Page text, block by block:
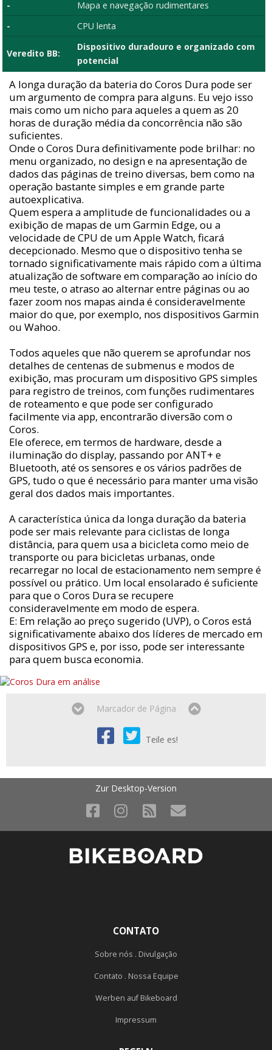
-
Mapa e navegação rudimentares
-
CPU lenta
Veredito BB:
Dispositivo duradouro e organizado com
potencial
A longa duração da bateria do Coros Dura pode ser
um argumento de compra para alguns. Eu vejo isso
mais como um nicho para aqueles a quem as 20
horas de duração média da concorrência não são
suficientes.
Onde o Coros Dura definitivamente pode brilhar: no
menu organizado, no design e na apresentação de
dados das páginas de treino diversas, bem como na
operação bastante simples e em grande parte
autoexplicativa.
Quem espera a amplitude de funcionalidades ou a
exibição de mapas de um Garmin Edge, ou a
velocidade de CPU de um Apple Watch, ficará
decepcionado. Mesmo que o dispositivo tenha se
tornado significativamente mais rápido com a última
atualização de software em comparação ao início do
meu teste, o atraso ao alternar entre páginas ou ao
fazer zoom nos mapas ainda é consideravelmente
maior do que, por exemplo, nos dispositivos Garmin
ou Wahoo.
Todos aqueles que não querem se aprofundar nos
detalhes de centenas de submenus e modos de
exibição, mas procuram um dispositivo GPS simples
para registro de treinos, com funções rudimentares
de roteamento e que pode ser configurado
facilmente via app, encontrarão diversão com o
Coros.
Ele oferece, em termos de hardware, desde a
iluminação do display, passando por ANT+ e
Bluetooth, até os sensores e os vários padrões de
GPS, tudo o que é necessário para manter uma visão
geral dos dados mais importantes.
A característica única da longa duração da bateria
pode ser mais relevante para ciclistas de longa
distância, para quem usa a bicicleta como meio de
transporte ou para bicicletas urbanas, onde
recarregar no local de estacionamento nem sempre é
possível ou prático. Um local ensolarado é suficiente
para que o Coros Dura se recupere
consideravelmente em modo de espera.
E: Em relação ao preço sugerido (UVP), o Coros está
significativamente abaixo dos líderes de mercado em
dispositivos GPS e, por isso, pode ser interessante
para quem busca economia.
Marcador de Página
Teile es!
Zur Desktop-Version
CONTATO
Sobre nós . Divulgação
Contato . Nossa Equipe
Werben auf Bikeboard
Impressum